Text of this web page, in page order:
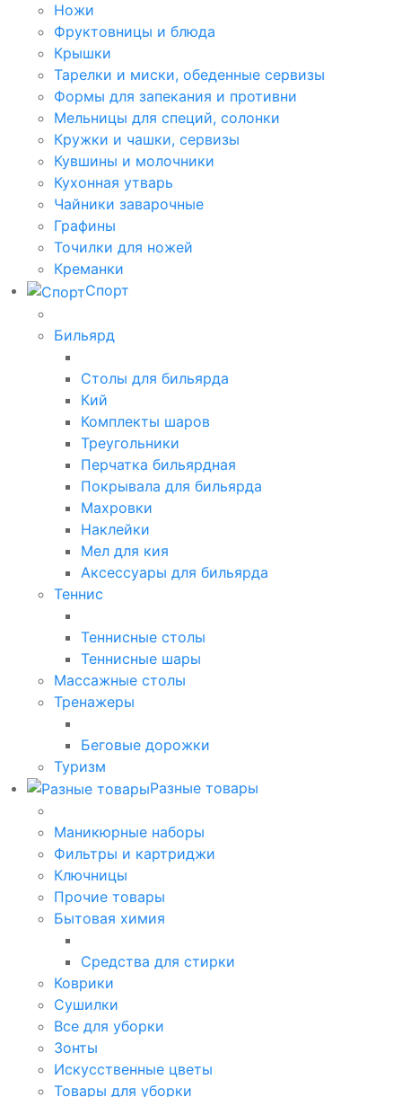
Ножи
Фруктовницы и блюда
Крышки
Тарелки и миски, обеденные сервизы
Формы для запекания и противни
Мельницы для специй, солонки
Кружки и чашки, сервизы
Кувшины и молочники
Кухонная утварь
Чайники заварочные
Графины
Точилки для ножей
Креманки
Спорт
Бильярд
Столы для бильярда
Кий
Комплекты шаров
Треугольники
Перчатка бильярдная
Покрывала для бильярда
Махровки
Наклейки
Мел для кия
Аксессуары для бильярда
Теннис
Теннисные столы
Теннисные шары
Массажные столы
Тренажеры
Беговые дорожки
Туризм
Разные товары
Маникюрные наборы
Фильтры и картриджи
Ключницы
Прочие товары
Бытовая химия
Средства для стирки
Коврики
Сушилки
Все для уборки
Зонты
Искусственные цветы
Товары для уборки